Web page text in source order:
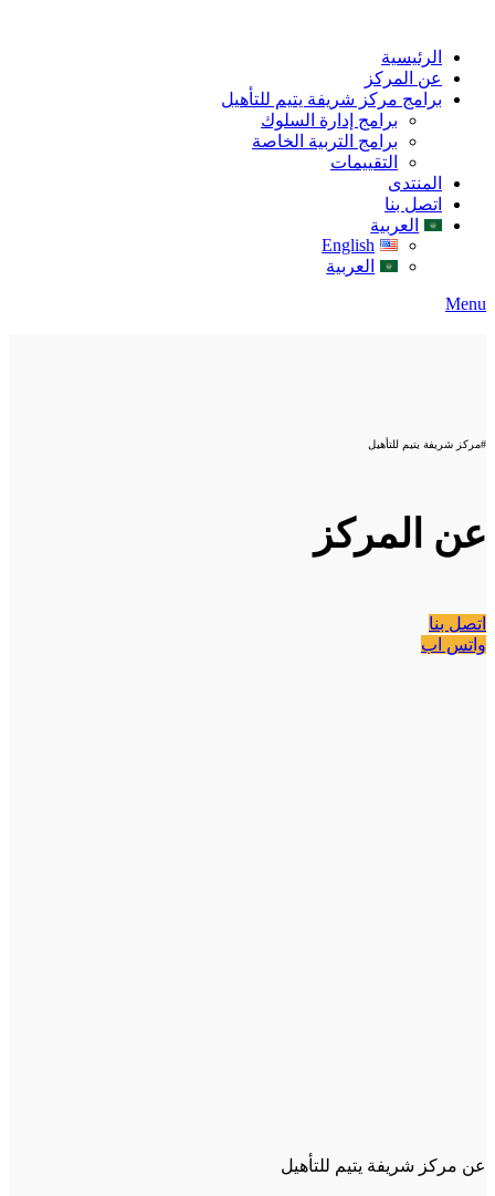
الرئيسية
عن المركز
برامج مركز شريفة يتيم للتأهيل
برامج إدارة السلوك
برامج التربية الخاصة
التقييمات
المنتدى
اتصل بنا
العربية
English
العربية
Menu
#مركز شريفة يتيم للتأهيل
عن المركز
اتصل بنا
واتس اب
عن مركز شريفة يتيم للتأهيل